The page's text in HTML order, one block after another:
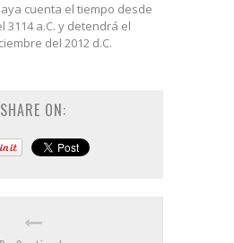
cuenta el tiempo desde
3114 a.C. y detendrá el
del 2012 d.C.
SHARE ON: